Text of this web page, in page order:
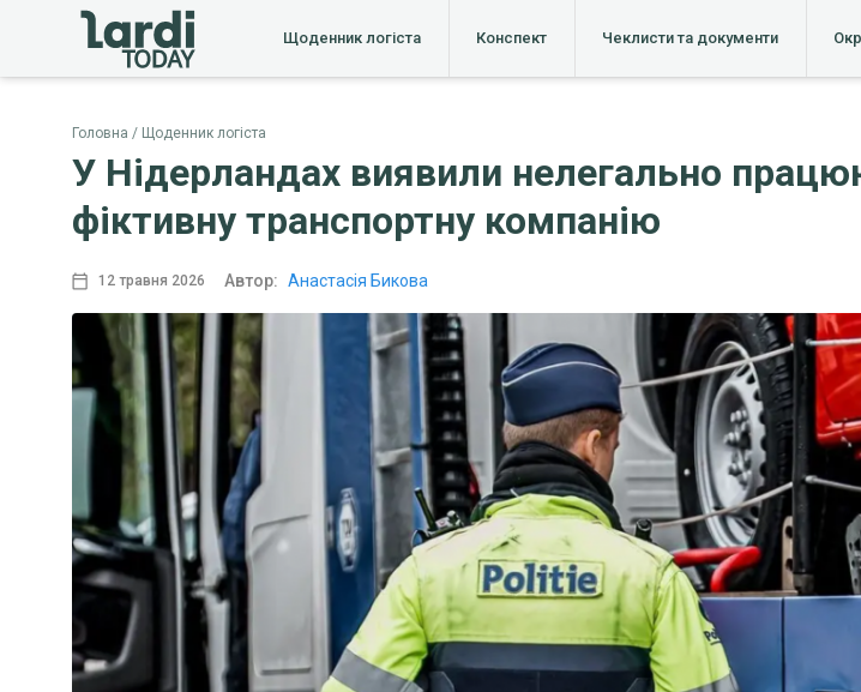
Щоденник логіста Конспект Чеклисти та документи
Головна Щоденник логіста
У Нідерландах виявили нелегально
фіктивну транспортну компанію
12 травня 2026 Автор: Анастасія Бикова